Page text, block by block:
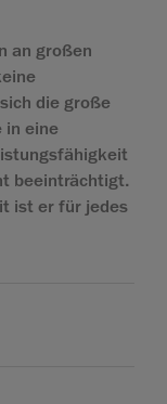
an großen
die große
in eine
beeinträchtigt.
ist er für jedes